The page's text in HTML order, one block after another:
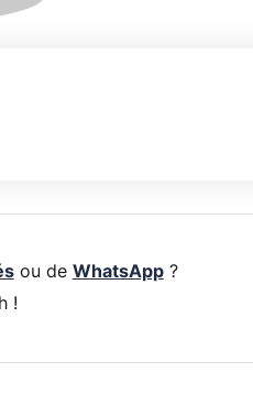
ou de WhatsApp?
!